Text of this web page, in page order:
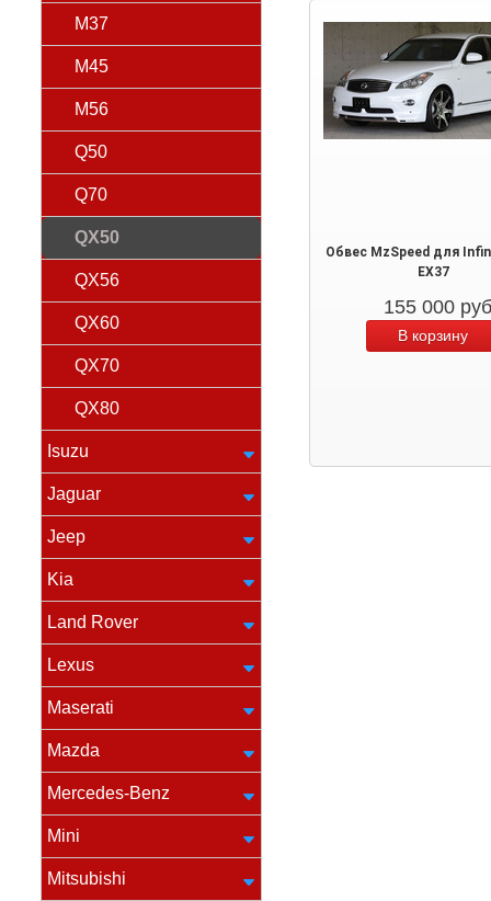
M37
M45
M56
Q50
Q70
QX50
QX56
QX60
QX70
QX80
Isuzu
Jaguar
Jeep
Kia
Land Rover
Lexus
Maserati
Mazda
Mercedes-Benz
Mini
Mitsubishi
Обвес MzSpeed для
EX37
155 000 руб